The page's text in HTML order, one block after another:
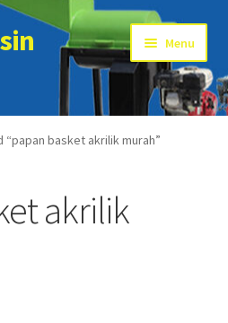
Menu
basket akrilik murah”
akrilik